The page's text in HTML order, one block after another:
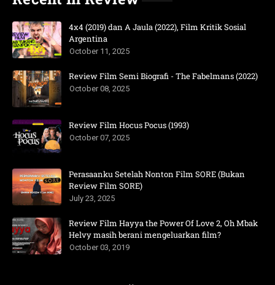
4x4 (2019) dan A Jaula (2022), Film Kritik Sosial
Argentina
October 11, 2025
Review Film Semi Biografi - The Fabelmans (2022)
October 08, 2025
Review Film Hocus Pocus (1993)
October 07, 2025
Perasaanku Setelah Nonton Film SORE (Bukan
Review Film SORE)
July 23, 2025
Review Film Hayya the Power Of Love 2, Oh Mbak
Helvy masih berani mengeluarkan film?
October 03, 2019